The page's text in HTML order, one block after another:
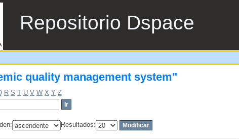
Repositorio Dspace
quality management system"
quality management system"
R S T U V W X Y Z
Resultados: